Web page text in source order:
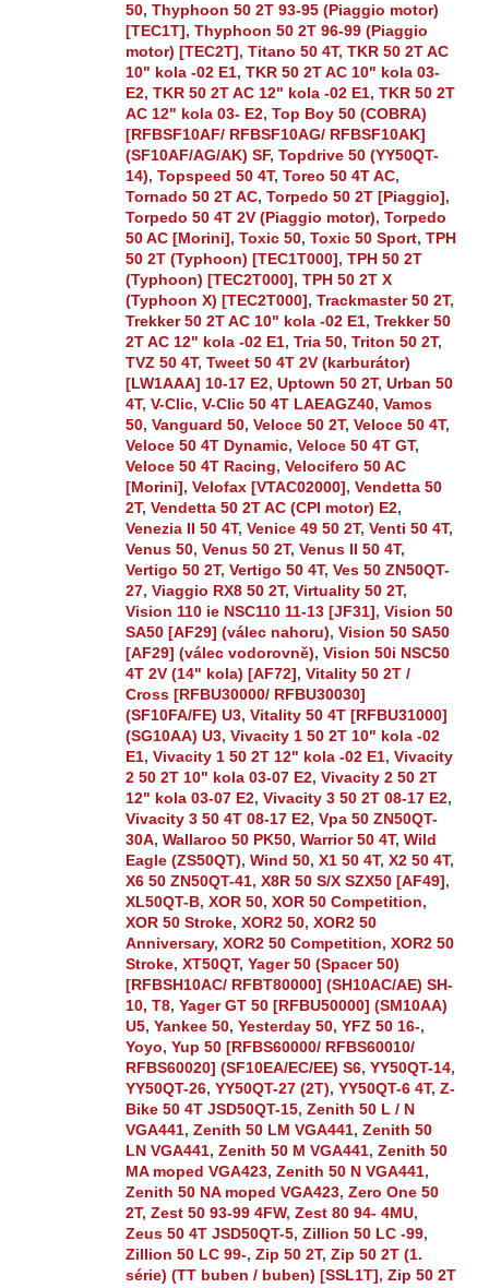
50, Thyphoon 50 2T 93-95 (Piaggio motor)
[TEC1T], Thyphoon 50 2T 96-99 (Piaggio
motor) [TEC2T], Titano 50 4T, TKR 50 2T AC
10" kola -02 E1, TKR 50 2T AC 10" kola 03-
E2, TKR 50 2T AC 12" kola -02 E1, TKR 50 2T
AC 12" kola 03- E2, Top Boy 50 (COBRA)
[RFBSF10AF/ RFBSF10AG/ RFBSF10AK]
(SF10AF/AG/AK) SF, Topdrive 50 (YY50QT-
14), Topspeed 50 4T, Toreo 50 4T AC,
Tornado 50 2T AC, Torpedo 50 2T [Piaggio],
Torpedo 50 4T 2V (Piaggio motor), Torpedo
50 AC [Morini], Toxic 50, Toxic 50 Sport, TPH
50 2T (Typhoon) [TEC1T000], TPH 50 2T
(Typhoon) [TEC2T000], TPH 50 2T X
(Typhoon X) [TEC2T000], Trackmaster 50 2T,
Trekker 50 2T AC 10" kola -02 E1, Trekker 50
2T AC 12" kola -02 E1, Tria 50, Triton 50 2T,
TVZ 50 4T, Tweet 50 4T 2V (karburátor)
[LW1AAA] 10-17 E2, Uptown 50 2T, Urban 50
4T, V-Clic, V-Clic 50 4T LAEAGZ40, Vamos
50, Vanguard 50, Veloce 50 2T, Veloce 50 4T,
Veloce 50 4T Dynamic, Veloce 50 4T GT,
Veloce 50 4T Racing, Velocifero 50 AC
[Morini], Velofax [VTAC02000], Vendetta 50
2T, Vendetta 50 2T AC (CPI motor) E2,
Venezia II 50 4T, Venice 49 50 2T, Venti 50 4T,
Venus 50, Venus 50 2T, Venus II 50 4T,
Vertigo 50 2T, Vertigo 50 4T, Ves 50 ZN50QT-
27, Viaggio RX8 50 2T, Virtuality 50 2T,
Vision 110 ie NSC110 11-13 [JF31], Vision 50
SA50 [AF29] (válec nahoru), Vision 50 SA50
[AF29] (válec vodorovně), Vision 50i NSC50
4T 2V (14" kola) [AF72], Vitality 50 2T /
Cross [RFBU30000/ RFBU30030]
(SF10FA/FE) U3, Vitality 50 4T [RFBU31000]
(SG10AA) U3, Vivacity 1 50 2T 10" kola -02
E1, Vivacity 1 50 2T 12" kola -02 E1, Vivacity
2 50 2T 10" kola 03-07 E2, Vivacity 2 50 2T
12" kola 03-07 E2, Vivacity 3 50 2T 08-17 E2,
Vivacity 3 50 4T 08-17 E2, Vpa 50 ZN50QT-
30A, Wallaroo 50 PK50, Warrior 50 4T, Wild
Eagle (ZS50QT), Wind 50, X1 50 4T, X2 50 4T,
X6 50 ZN50QT-41, X8R 50 S/X SZX50 [AF49],
XL50QT-B, XOR 50, XOR 50 Competition,
XOR 50 Stroke, XOR2 50, XOR2 50
Anniversary, XOR2 50 Competition, XOR2 50
Stroke, XT50QT, Yager 50 (Spacer 50)
[RFBSH10AC/ RFBT80000] (SH10AC/AE) SH-
10, T8, Yager GT 50 [RFBU50000] (SM10AA)
U5, Yankee 50, Yesterday 50, YFZ 50 16-,
Yoyo, Yup 50 [RFBS60000/ RFBS60010/
RFBS60020] (SF10EA/EC/EE) S6, YY50QT-14,
YY50QT-26, YY50QT-27 (2T), YY50QT-6 4T, Z-
Bike 50 4T JSD50QT-15, Zenith 50 L / N
VGA441, Zenith 50 LM VGA441, Zenith 50
LN VGA441, Zenith 50 M VGA441, Zenith 50
MA moped VGA423, Zenith 50 N VGA441,
Zenith 50 NA moped VGA423, Zero One 50
2T, Zest 50 93-99 4FW, Zest 80 94- 4MU,
Zeus 50 4T JSD50QT-5, Zillion 50 LC -99,
Zillion 50 LC 99-, Zip 50 2T, Zip 50 2T (1.
série) (TT buben / buben) [SSL1T], Zip 50 2T